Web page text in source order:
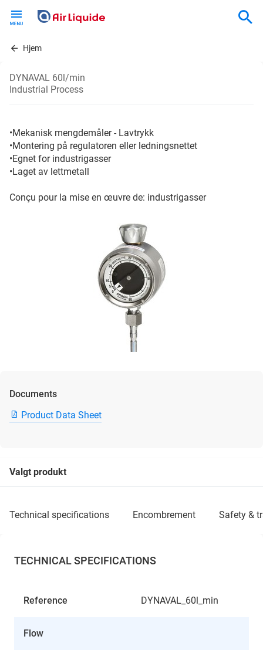
contentHjem
DYNAVAL 60l/min
Industrial Process
•Mekanisk mengdemåler - Lavtrykk
•Montering på regulatoren eller ledningsnettet
•Egnet for industrigasser
•Laget av lettmetall
Conçu pour la mise en œuvre de: industrigasser
Documents
Product Data Sheet
Valgt produkt
technical specifications encombrement safety &
TECHNICAL SPECIFICATIONS
Reference DYNAVAL_60l_min
Flow